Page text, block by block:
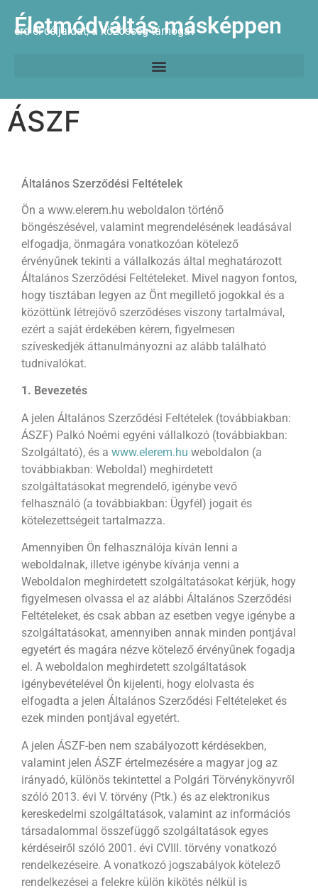
Életmódváltás másképpen
érd el céljaidat, a közösség támogat
ÁSZF
Általános Szerződési Feltételek
Ön a www.elerem.hu weboldalon történő
böngészésével, valamint megrendelésének leadásával
elfogadja, önmagára vonatkozóan kötelező
érvényűnek tekinti a vállalkozás által meghatározott
Általános Szerződési Feltételeket. Mivel nagyon fontos,
hogy tisztában legyen az Önt megillető jogokkal és a
közöttünk létrejövő szerződéses viszony tartalmával,
ezért a saját érdekében kérem, figyelmesen
szíveskedjék áttanulmányozni az alább található
tudnivalókat.
1. Bevezetés
A jelen Általános Szerződési Feltételek (továbbiakban:
ÁSZF) Palkó Noémi egyéni vállalkozó (továbbiakban:
Szolgáltató), és a www.elerem.hu weboldalon (a
továbbiakban: Weboldal) meghirdetett
szolgáltatásokat megrendelő, igénybe vevő
felhasználó (a továbbiakban: Ügyfél) jogait és
kötelezettségeit tartalmazza.
Amennyiben Ön felhasználója kíván lenni a
weboldalnak, illetve igénybe kívánja venni a
Weboldalon meghirdetett szolgáltatásokat kérjük, hogy
figyelmesen olvassa el az alábbi Általános Szerződési
Feltételeket, és csak abban az esetben vegye igénybe a
szolgáltatásokat, amennyiben annak minden pontjával
egyetért és magára nézve kötelező érvényűnek fogadja
el. A weboldalon meghirdetett szolgáltatások
igénybevételével Ön kijelenti, hogy elolvasta és
elfogadta a jelen Általános Szerződési Feltételeket és
ezek minden pontjával egyetért.
A jelen ÁSZF-ben nem szabályozott kérdésekben,
valamint jelen ÁSZF értelmezésére a magyar jog az
irányadó, különös tekintettel a Polgári Törvénykönyvről
szóló 2013. évi V. törvény (Ptk.) és az elektronikus
kereskedelmi szolgáltatások, valamint az információs
társadalommal összefüggő szolgáltatások egyes
kérdéseiről szóló 2001. évi CVIII. törvény vonatkozó
rendelkezéseire. A vonatkozó jogszabályok kötelező
rendelkezései a felekre külön kikötés nélkül is